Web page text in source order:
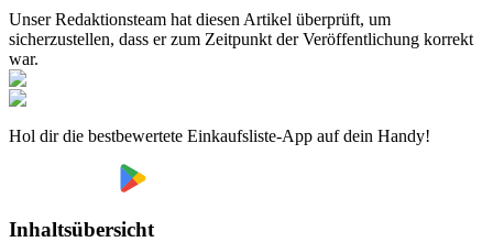
Unser Redaktionsteam hat diesen Artikel überprüft, um
sicherzustellen, dass er zum Zeitpunkt der Veröffentlichung korrekt
war.
Hol dir die bestbewertete Einkaufsliste-App auf dein Handy!
Inhaltsübersicht